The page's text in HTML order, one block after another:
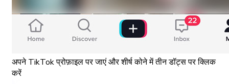
अपने TikTok प्रोफ़ाइल पर जाएं और शीर्ष कोने में तीन डॉट्स पर क्लिक
करें